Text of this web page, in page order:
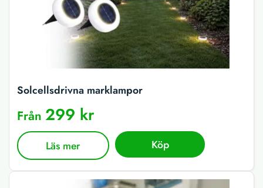
Solcellsdrivna marklampor
Från 299 kr
Läs mer Köp